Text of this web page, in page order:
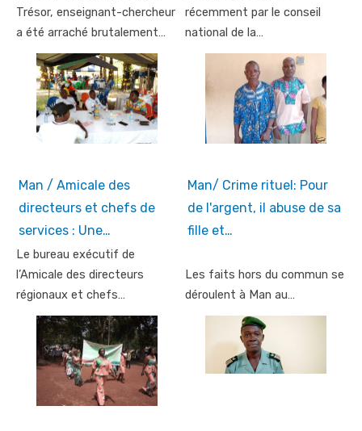
Trésor, enseignant-chercheur
a été arraché brutalement…
récemment par le conseil
national de la…
Man / Amicale des
directeurs et chefs de
services : Une…
Le bureau exécutif de
l’Amicale des directeurs
régionaux et chefs…
Man/ Crime rituel: Pour
de l'argent, il abuse de sa
fille et…
Les faits hors du commun se
déroulent à Man au…